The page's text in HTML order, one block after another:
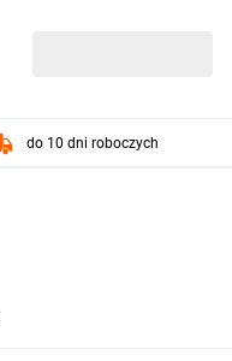
do 10 dni roboczych